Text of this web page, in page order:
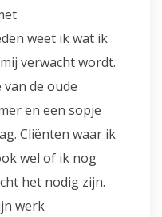
weet ik wat ik
verwacht wordt.
de oude
en een sopje
Cliënten waar ik
wel of ik nog
het nodig zijn.
werk